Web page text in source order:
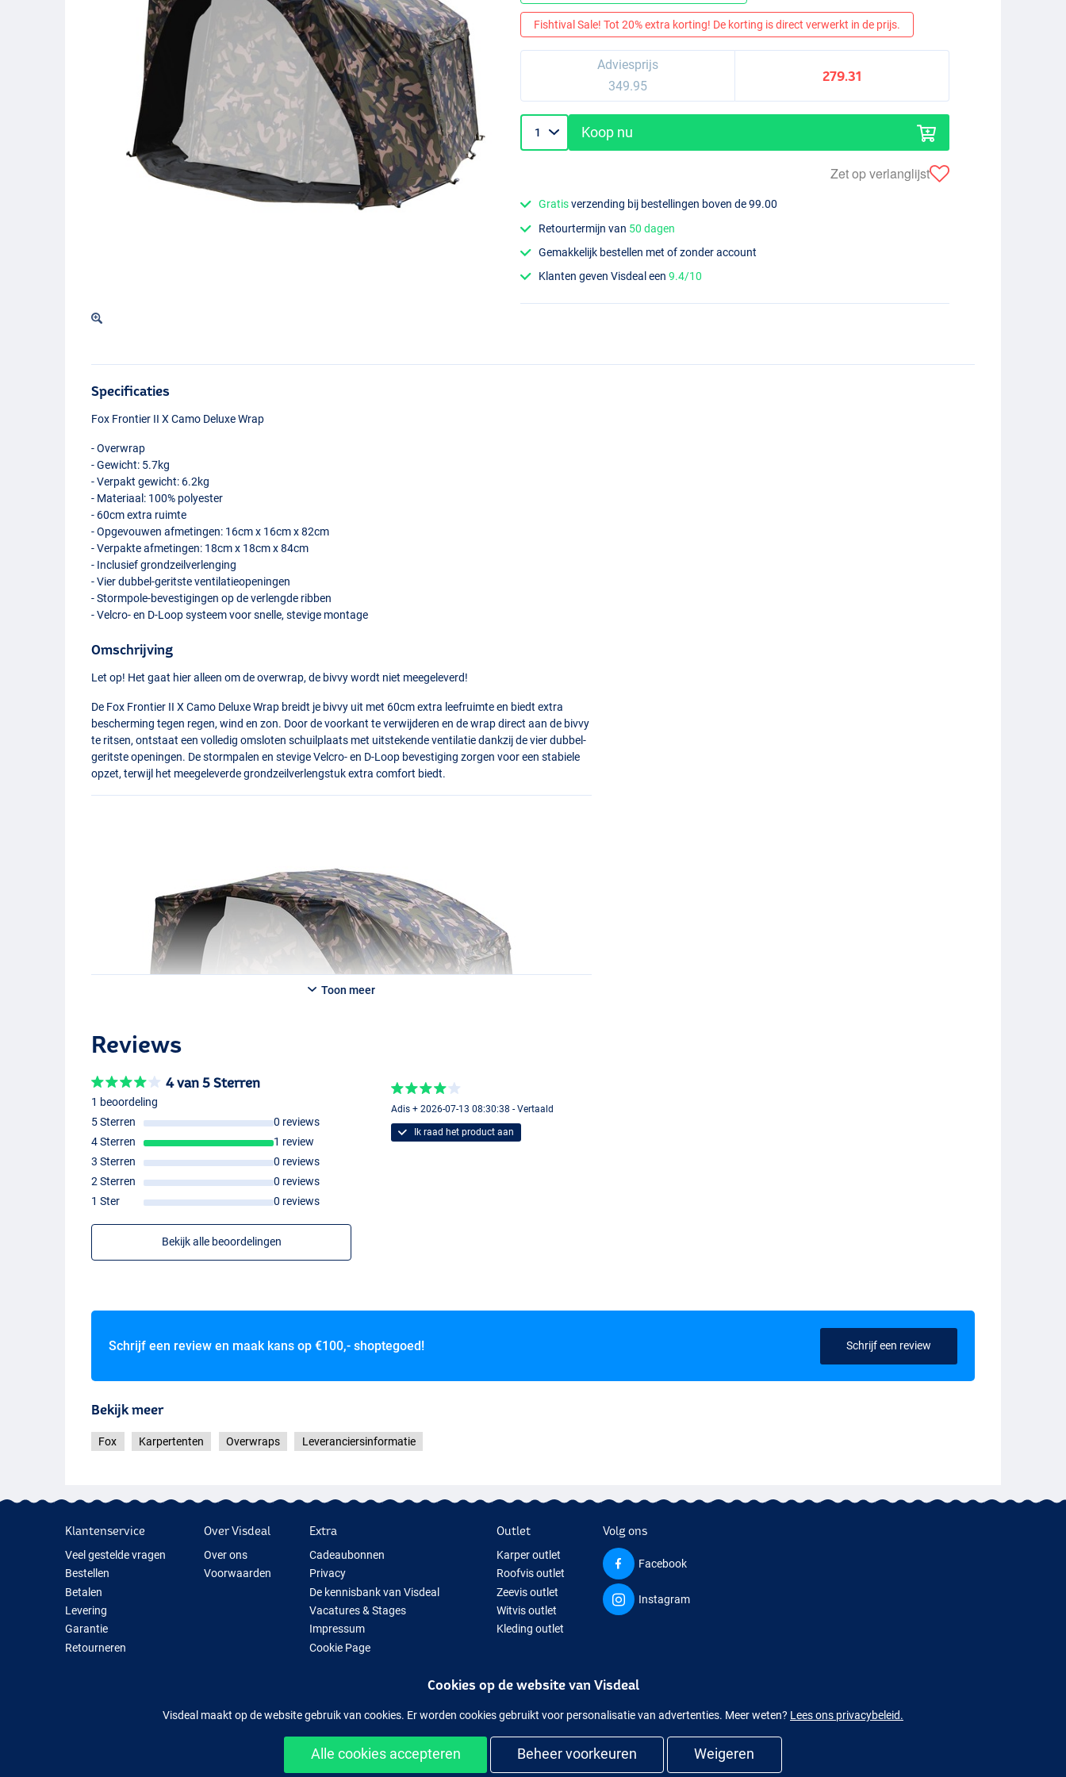
Fishtival Sale! Tot 20% extra korting! De korting is direct verwerkt in de prijs.
Adviesprijs
349.95
279.31
Koop nu
Zet op verlanglijst
Gratisverzending bij bestellingen boven de 99.00
Retourtermijn van 50 dagen
Gemakkelijk bestellen met of zonder account
Klanten geven Visdeal een9.4/10
Specificaties
Fox Frontier II X Camo Deluxe Wrap
- Overwrap
- Gewicht: 5.7kg
- Verpakt gewicht: 6.2kg
- Materiaal: 100% polyester
- 60cm extra ruimte
- Opgevouwen afmetingen: 16cm x 16cm x 82cm
- Verpakte afmetingen: 18cm x 18cm x 84cm
- Inclusief grondzeilverlenging
- Vier dubbel-geritste ventilatieopeningen
- Stormpole-bevestigingen op de verlengde ribben
- Velcro- en D-Loop systeem voor snelle, stevige montage
Omschrijving
Let op! Het gaat hier alleen om de overwrap, de bivvy wordt niet meegeleverd!
De Fox Frontier II X Camo Deluxe Wrap breidt je bivvy uit met 60cm extra leefruimte en biedt extra
bescherming tegen regen, wind en zon. Door de voorkant te verwijderen en de wrap direct aan de bivvy
te ritsen, ontstaat een volledig omsloten schuilplaats met uitstekende ventilatie dankzij de vier dubbel-
geritste openingen. De stormpalen en stevige Velcro- en D-Loop bevestiging zorgen voor een stabiele
opzet, terwijl het meegeleverde grondzeilverlengstuk extra comfort biedt.
Toon meer
Reviews
4 van 5 Sterren
1 beoordeling
5 Sterren
0 reviews
4 Sterren
1 review
3 Sterren
0 reviews
2 Sterren
0 reviews
1 Ster
0 reviews
Bekijk alle beoordelingen
Adis + 2026-07-13 08:30:38 - Vertaald
Ik raad het product aan
Schrijf een review en maak kans op €100,- shoptegoed! Schrijf een review
Bekijk meer
Fox Karpertenten Overwraps Leveranciersinformatie
Klantenservice
Veel gestelde vragen
Bestellen
Betalen
Levering
Garantie
Retourneren
Over Visdeal
Over ons
Voorwaarden
Extra
Cadeaubonnen
Privacy
De kennisbank van Visdeal
Vacatures & Stages
Impressum
Cookie Page
Outlet
Karper outlet
Roofvis outlet
Zeevis outlet
Witvis outlet
Kleding outlet
Volg ons
Facebook
Instagram
Makkelijk en veilig shoppen
Cookies op de website van Visdeal
Visdeal maakt op de website gebruik van cookies. Er worden cookies gebruikt voor personalisatie van advertenties. Meer weten? Lees ons privacybeleid.
Alle cookies accepteren Beheer voorkeuren Weigeren